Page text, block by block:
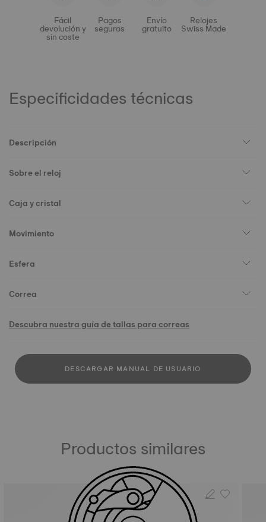
Fácil
devolución y
sin coste
Pagos
seguros
Envío
gratuito
Relojes
Swiss Made
Especificidades técnicas
Descripción
Sobre el reloj
Caja y cristal
Movimiento
Esfera
Correa
Descubra nuestra guía de tallas para correas
DESCARGAR MANUAL DE USUARIO
Productos similares